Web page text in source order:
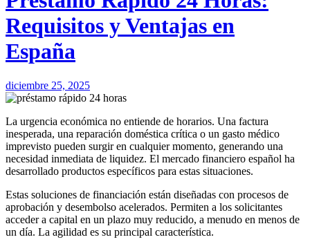
Requisitos y Ventajas en
España
diciembre 25, 2025
La urgencia económica no entiende de horarios. Una factura
inesperada, una reparación doméstica crítica o un gasto médico
imprevisto pueden surgir en cualquier momento, generando una
necesidad inmediata de liquidez. El mercado financiero español ha
desarrollado productos específicos para estas situaciones.
Estas soluciones de financiación están diseñadas con procesos de
aprobación y desembolso acelerados. Permiten a los solicitantes
acceder a capital en un plazo muy reducido, a menudo en menos de
un día. La agilidad es su principal característica.